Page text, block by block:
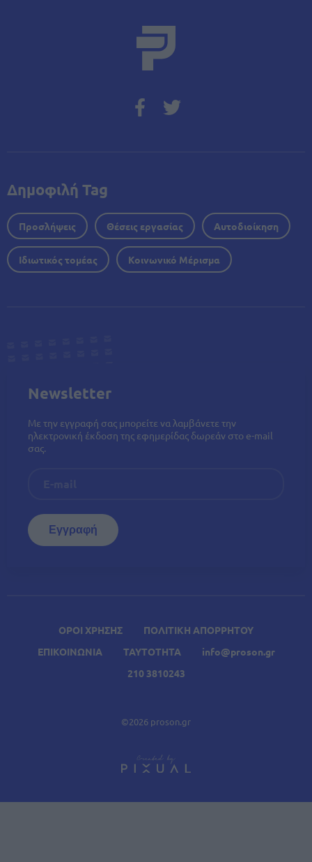
ΟΡΟΙ ΧΡΗΣΗΣ
ΠΟΛΙΤΙΚΗ ΑΠΟΡΡΗΤΟΥ
ΕΠΙΚΟΙΝΩΝΙΑ
ΤΑΥΤΟΤΗΤΑ
info@proson.gr
210 3810243
©2026 proson.gr
Δημοφιλή Tag
Προσλήψεις Θέσεις εργασίας Αυτοδιοίκηση
Ιδιωτικός τομέας Κοινωνικό Μέρισμα
Newsletter
Με την εγγραφή σας μπορείτε να λαμβάνετε την
ηλεκτρονική έκδοση της εφημερίδας δωρεάν στο e-mail
σας.